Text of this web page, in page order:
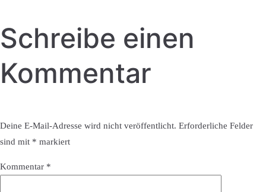
Schreibe einen
Kommentar
Deine E-Mail-Adresse wird nicht veröffentlicht. Erforderliche Felder
sind mit * markiert
Kommentar *